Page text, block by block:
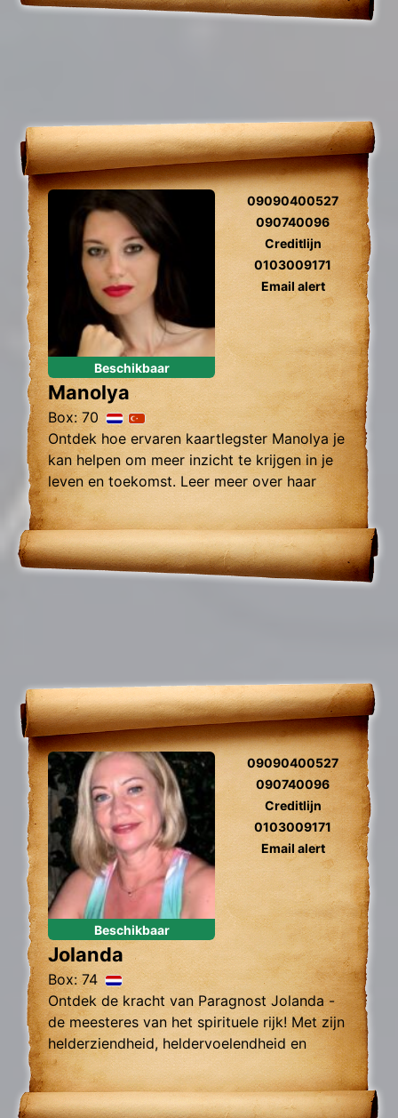
Beschikbaar
09090400527
090740096
Creditlijn
0103009171
Email alert
Manolya
Box: 70
Ontdek hoe ervaren kaartlegster Manolya je
kan helpen om meer inzicht te krijgen in je
leven en toekomst. Leer meer over haar
jarenlange ervaring in het lezen van kaarten
en het interpreteren van hun symboliek.
Beschikbaar
09090400527
090740096
Creditlijn
0103009171
Email alert
Jolanda
Box: 74
Ontdek de kracht van Paragnost Jolanda -
de meesteres van het spirituele rijk! Met zijn
helderziendheid, heldervoelendheid en
helderhorendheid kan zij je helpen bij het
vinden van antwoorden op je levensvragen
en het vinden van emotionele en spirituele